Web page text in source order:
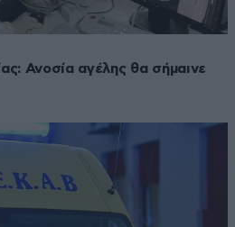
Ανοσία αγέλης θα σήμαινε